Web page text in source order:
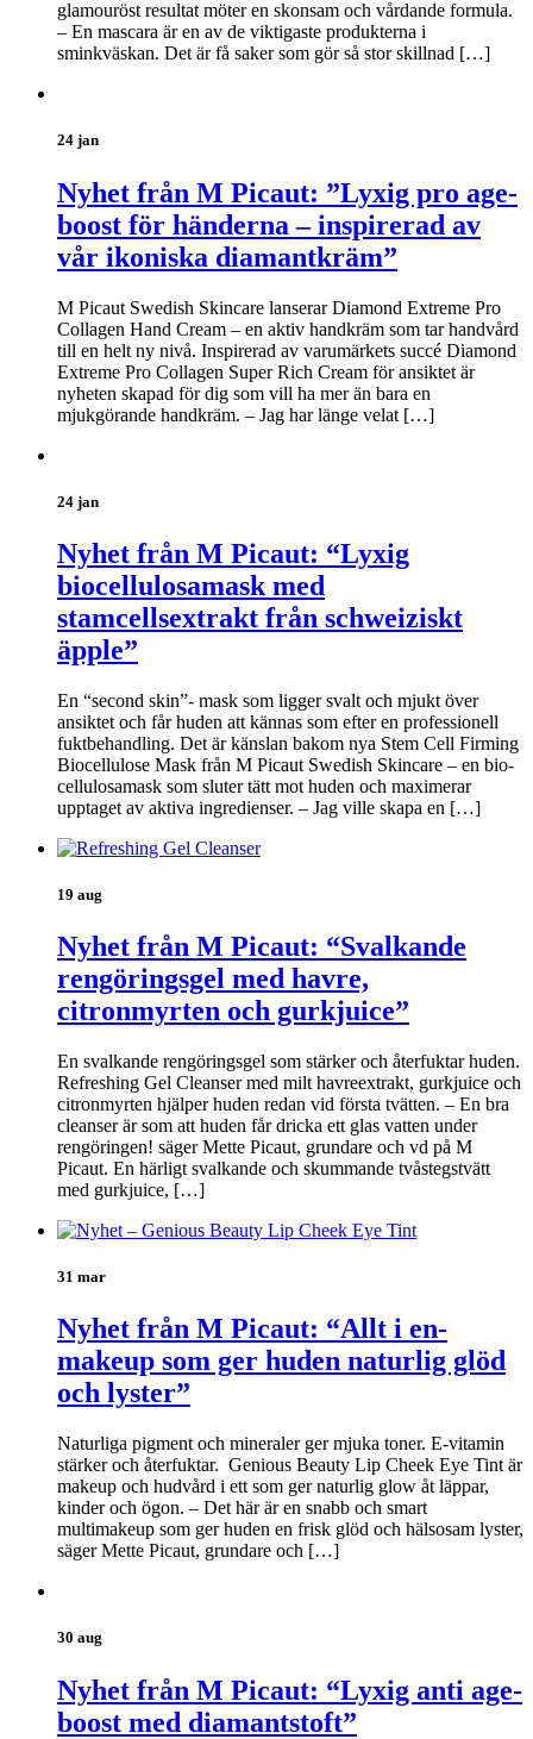
glamouröst resultat möter en skonsam och vårdande formula.
– En mascara är en av de viktigaste produkterna i
sminkväskan. Det är få saker som gör så stor skillnad […]
24 jan
Nyhet från M Picaut: ”Lyxig pro age-
boost för händerna – inspirerad av
vår ikoniska diamantkräm”
M Picaut Swedish Skincare lanserar Diamond Extreme Pro
Collagen Hand Cream – en aktiv handkräm som tar handvård
till en helt ny nivå. Inspirerad av varumärkets succé Diamond
Extreme Pro Collagen Super Rich Cream för ansiktet är
nyheten skapad för dig som vill ha mer än bara en
mjukgörande handkräm. – Jag har länge velat […]
24 jan
Nyhet från M Picaut: “Lyxig
biocellulosamask med
stamcellsextrakt från schweiziskt
äpple”
En “second skin”- mask som ligger svalt och mjukt över
ansiktet och får huden att kännas som efter en professionell
fuktbehandling. Det är känslan bakom nya Stem Cell Firming
Biocellulose Mask från M Picaut Swedish Skincare – en bio-
cellulosamask som sluter tätt mot huden och maximerar
upptaget av aktiva ingredienser. – Jag ville skapa en […]
19 aug
Nyhet från M Picaut: “Svalkande
rengöringsgel med havre,
citronmyrten och gurkjuice”
En svalkande rengöringsgel som stärker och återfuktar huden.
Refreshing Gel Cleanser med milt havreextrakt, gurkjuice och
citronmyrten hjälper huden redan vid första tvätten. – En bra
cleanser är som att huden får dricka ett glas vatten under
rengöringen! säger Mette Picaut, grundare och vd på M
Picaut. En härligt svalkande och skummande tvåstegstvätt
med gurkjuice, […]
31 mar
Nyhet från M Picaut: “Allt i en-
makeup som ger huden naturlig glöd
och lyster”
Naturliga pigment och mineraler ger mjuka toner. E-vitamin
stärker och återfuktar. Genious Beauty Lip Cheek Eye Tint är
makeup och hudvård i ett som ger naturlig glow åt läppar,
kinder och ögon. – Det här är en snabb och smart
multimakeup som ger huden en frisk glöd och hälsosam lyster,
säger Mette Picaut, grundare och […]
30 aug
Nyhet från M Picaut: “Lyxig anti age-
boost med diamantstoft”